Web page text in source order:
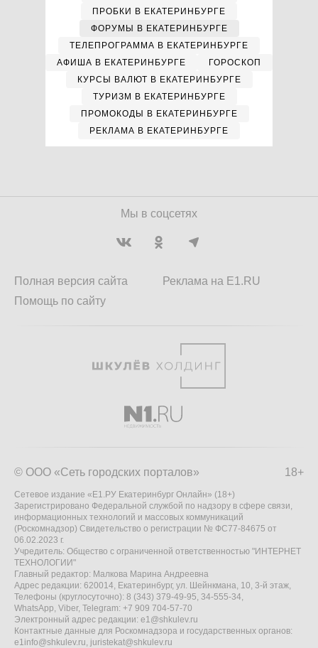
ПРОБКИ В ЕКАТЕРИНБУРГЕ
ФОРУМЫ В ЕКАТЕРИНБУРГЕ
ТЕЛЕПРОГРАММА В ЕКАТЕРИНБУРГЕ
АФИША В ЕКАТЕРИНБУРГЕ
ГОРОСКОП
КУРСЫ ВАЛЮТ В ЕКАТЕРИНБУРГЕ
ТУРИЗМ В ЕКАТЕРИНБУРГЕ
ПРОМОКОДЫ В ЕКАТЕРИНБУРГЕ
РЕКЛАМА В ЕКАТЕРИНБУРГЕ
Мы в соцсетях
Полная версия сайта
Помощь по сайту
Реклама на E1.RU
18+
© ООО «Сеть городских порталов»
Сетевое издание «Е1.РУ Екатеринбург Онлайн» (18+)
Зарегистрировано Федеральной службой по надзору в сфере связи,
информационных технологий и массовых коммуникаций
(Роскомнадзор) Свидетельство о регистрации № ФС77-84675 от
06.02.2023 г.
Учредитель: Общество с ограниченной ответственностью "ИНТЕРНЕТ
ТЕХНОЛОГИИ"
Главный редактор: Малкова Марина Андреевна
Адрес редакции: 620014, Екатеринбург, ул. Шейнкмана, 10, 3-й этаж,
Телефоны (круглосуточно): 8 (343) 379-49-95, 34-555-34,
WhatsApp, Viber, Telegram: +7 909 704-57-70
Электронный адрес редакции: e1@shkulev.ru
Контактные данные для Роскомнадзора и государственных органов:
e1info@shkulev.ru, juristekat@shkulev.ru